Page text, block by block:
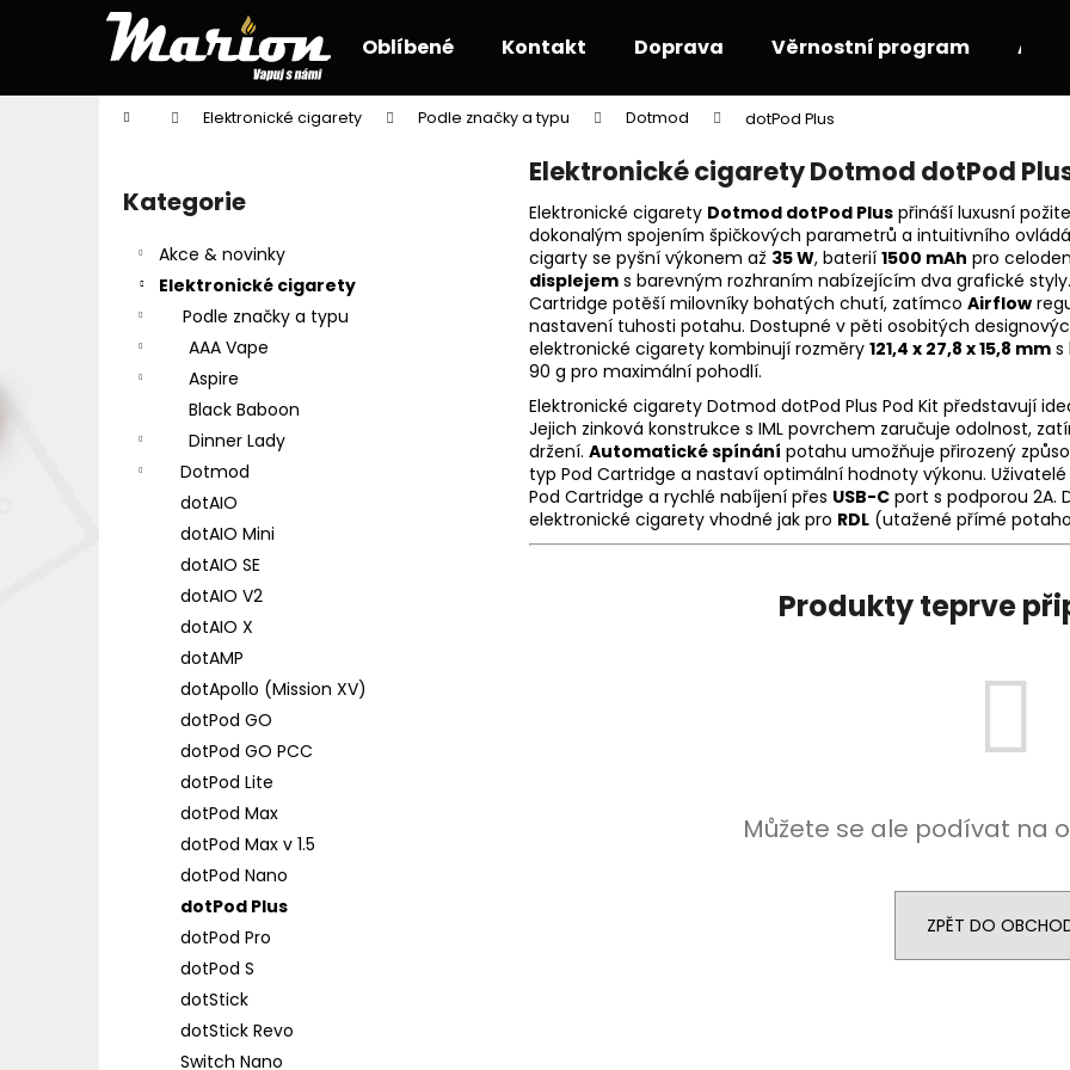
Oblíbené Kontakt Doprava Věrnostní program
Domů Elektronické cigarety Podle značky a typu Dotmod dotPod Plus
Přeskočit
kategorie
Kategorie
Akce & novinky
Elektronické cigarety
Podle značky a typu
AAA Vape
Aspire
Black Baboon
Dinner Lady
Dotmod
dotAIO
dotAIO Mini
dotAIO SE
dotAIO V2
dotAIO X
dotAMP
dotApollo (Mission XV)
dotPod GO
dotPod GO PCC
dotPod Lite
dotPod Max
dotPod Max v 1.5
dotPod Nano
dotPod Plus
dotPod Pro
dotPod S
dotStick
dotStick Revo
Switch Nano
Elektronické cigarety Dotmod dotPod
Elektronické cigarety Dotmod dotPod Plus přináší luxusní
dokonalým spojením špičkových parametrů a intuitivního
cigarty se pyšní výkonem až 35 W, baterií 1500 mAh pro
displejem s barevným rozhraním nabízejícím dva grafické
Cartridge potěší milovníky bohatých chutí, zatímco Airflow
nastavení tuhosti potahu. Dostupné v pěti osobitých
elektronické cigarety kombinují rozměry 121,4 x 27,8 x 15,8 mm s
90 g pro maximální pohodlí.
Elektronické cigarety Dotmod dotPod Plus Pod Kit představují
Jejich zinková konstrukce s IML povrchem zaručuje odolnost,
držení. Automatické spínání potahu umožňuje přirozený
typ Pod Cartridge a nastaví optimální hodnoty výkonu.
Pod Cartridge a rychlé nabíjení přes USB-C port s podporou 2A.
elektronické cigarety vhodné jak pro RDL (utažené přímé
Produkty teprve
Můžete se ale podívat na
ZPĚT DO
í
Zpět
do
Zpět
do
Co potřebujete najít?
HLEDAT
Doporučujeme
DEKANG DESERT SHIP 10ML 18MG
155 Kč
Původně:195 Kč
DEKANG DESERT SHIP 10ML 11MG
BÁZE FIFTY
602 Kč
Původně:649